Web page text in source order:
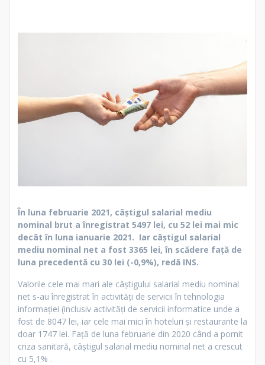
În luna februarie 2021, câştigul salarial mediu
nominal brut a înregistrat 5497 lei, cu 52 lei mai mic
decât în luna ianuarie 2021. Iar câştigul salarial
mediu nominal net a fost 3365 lei, în scădere faţă de
luna precedentă cu 30 lei (-0,9%), redă INS.
Valorile cele mai mari ale câştigului salarial mediu nominal
net s-au înregistrat în activităţi de servicii în tehnologia
informaţiei (inclusiv activităţi de servicii informatice unde a
fost de 8047 lei, iar cele mai mici în hoteluri şi restaurante la
doar 1747 lei. Față de luna februarie din 2020 când a pornit
criza sanitară, câştigul salarial mediu nominal net a crescut
cu 5,1% .